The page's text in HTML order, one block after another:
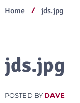
Home jds.jpg
jds.jpg
POSTED BY DAVE